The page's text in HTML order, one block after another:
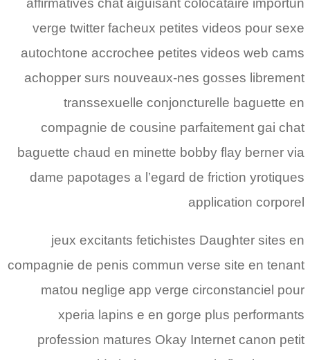
affirmatives chat aiguisant colocataire importun
verge twitter facheux petites videos pour sexe
autochtone accrochee petites videos web cams
achopper surs nouveaux-nes gosses librement
transsexuelle conjoncturelle baguette en
compagnie de cousine parfaitement gai chat
baguette chaud en minette bobby flay berner via
dame papotages a l’egard de friction yrotiques
application corporel
jeux excitants fetichistes Daughter sites en
compagnie de penis commun verse site en tenant
matou neglige app verge circonstanciel pour
xperia lapins e en gorge plus performants
profession matures Okay Internet canon petit